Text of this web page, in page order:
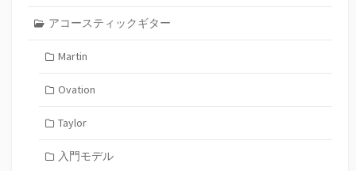
アコースティックギター
Martin
Ovation
Taylor
入門モデル